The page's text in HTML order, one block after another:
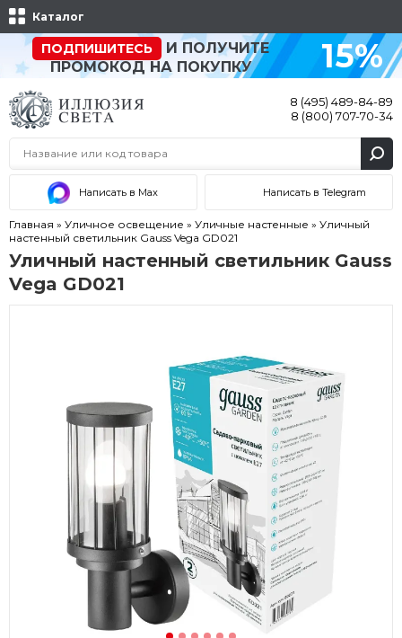
Каталог
ПОДПИШИТЕСЬ
И ПОЛУЧИТЕ
ПРОМОКОД НА ПОКУПКУ
15%
8 (495) 489-84-89
8 (800) 707-70-34
Написать в Max Написать в Telegram
Главная » Уличное освещение » Уличные настенные » Уличный
настенный светильник Gauss Vega GD021
Уличный настенный светильник Gauss
Vega GD021